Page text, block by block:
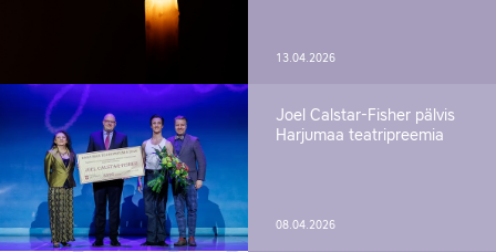
13.04.2026
Joel Calstar-Fisher pälvis
Harjumaa teatripreemia
08.04.2026